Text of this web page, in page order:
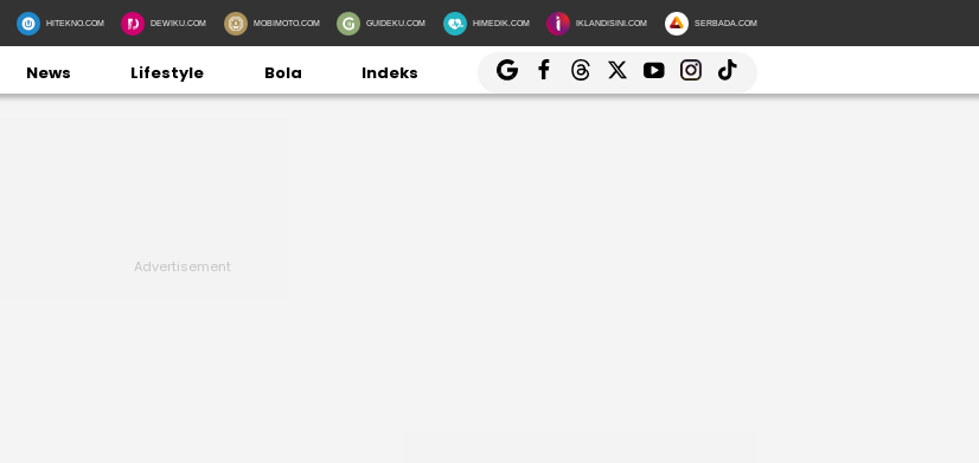
HITEKNO.COM DEWIKU.COM MOBIMOTO.COM GUIDEKU.COM HIMEDIK.COM IKLANDISINI.COM SERBADA.COM
News Lifestyle Bola Indeks